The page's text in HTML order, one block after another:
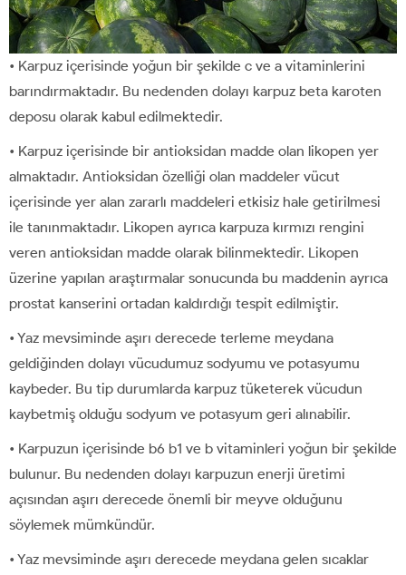
• Karpuz içerisinde yoğun bir şekilde c ve a vitaminlerini
barındırmaktadır. Bu nedenden dolayı karpuz beta karoten
deposu olarak kabul edilmektedir.
• Karpuz içerisinde bir antioksidan madde olan likopen yer
almaktadır. Antioksidan özelliği olan maddeler vücut
içerisinde yer alan zararlı maddeleri etkisiz hale getirilmesi
ile tanınmaktadır. Likopen ayrıca karpuza kırmızı rengini
veren antioksidan madde olarak bilinmektedir. Likopen
üzerine yapılan araştırmalar sonucunda bu maddenin ayrıca
prostat kanserini ortadan kaldırdığı tespit edilmiştir.
• Yaz mevsiminde aşırı derecede terleme meydana
geldiğinden dolayı vücudumuz sodyumu ve potasyumu
kaybeder. Bu tip durumlarda karpuz tüketerek vücudun
kaybetmiş olduğu sodyum ve potasyum geri alınabilir.
• Karpuzun içerisinde b6 b1 ve b vitaminleri yoğun bir şekilde
bulunur. Bu nedenden dolayı karpuzun enerji üretimi
açısından aşırı derecede önemli bir meyve olduğunu
söylemek mümkündür.
• Yaz mevsiminde aşırı derecede meydana gelen sıcaklar